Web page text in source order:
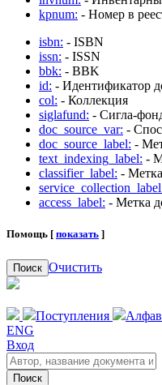
kpnum: - Номер в
isbn: - ISBN
issn: - ISSN
bbk: - BBK
id: - Идентификатор
col: - Коллекция
siglafund: - Сигла-
doc_source_var: -
doc_source_label: -
text_indexing_label: -
classifier_label: -
access_label: - Метка
Помощь [ показать ]
Поиск Очистить
Поступления
ENG
Вход
Поиск